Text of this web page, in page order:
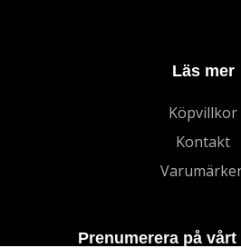
Läs mer
Köpvillkor
Kontakt
Prenumerera på